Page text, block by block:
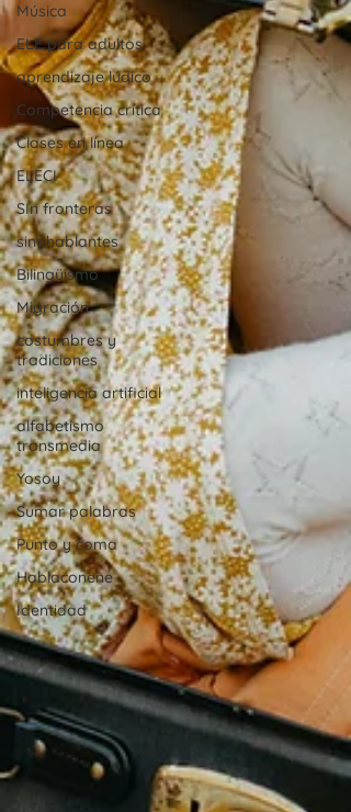
Música
ELE para adultos
aprendizaje lúdico
Competencia crítica
Clases en línea
ELECI
SIn fronteras
sinohablantes
Bilingüismo
Migración
costumbres y
tradiciones
inteligencia artificial
alfabetismo
transmedia
Yosoy
Sumar palabras
Punto y coma
Hablaconene
Identidad